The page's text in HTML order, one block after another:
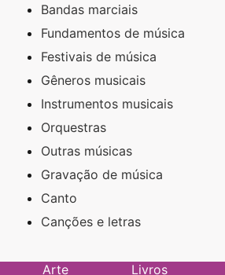
Bandas marciais
Fundamentos de música
Festivais de música
Gêneros musicais
Instrumentos musicais
Orquestras
Outras músicas
Gravação de música
Canto
Canções e letras
Arte Livros